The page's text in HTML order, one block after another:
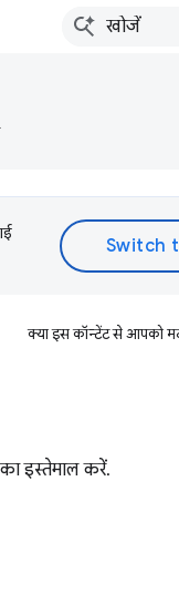
क्या इस कॉन्टेंट से आपको
इस्तेमाल करें.